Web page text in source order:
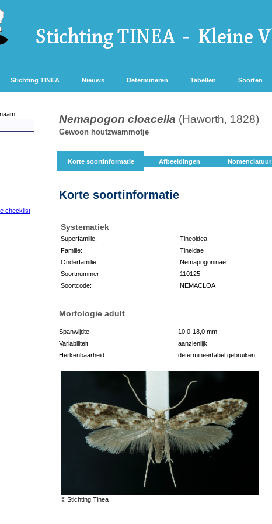
Stichting TINEA Nieuws Determineren Tabellen Soorten
checklist
Nemapogon cloacella (Haworth, 1828)
Gewoon houtzwammotje
Korte soortinformatie Afbeeldingen Nomenclatuur
Korte soortinformatie
Systematiek
Superfamilie:
Tineoidea
Familie:
Tineidae
Onderfamilie:
Nemapogoninae
Soortnummer:
110125
Soortcode:
NEMACLOA
Morfologie adult
Spanwijdte:
10,0-18,0 mm
Variabiliteit:
aanzienlijk
Herkenbaarheid:
determineertabel gebruiken
© Stichting Tinea